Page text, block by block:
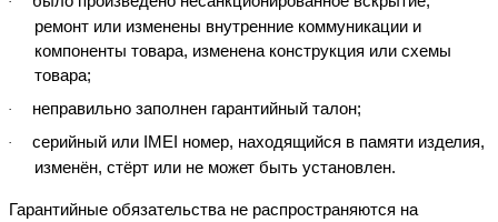
ремонт или изменены внутренние коммуникации и
компоненты товара, изменена конструкция или схемы
товара;
· неправильно заполнен гарантийный талон;
·
серийный или IMEI номер, находящийся в памяти изделия,
изменён, стёрт или не может быть установлен.
Гарантийные обязательства не распространяются на